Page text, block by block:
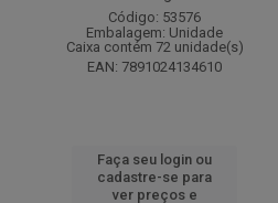
Código: 53576
Embalagem: Unidade
Caixa contém 72 unidade(s)
EAN: 7891024134610
Faça seu login ou
cadastre-se para
ver preços e